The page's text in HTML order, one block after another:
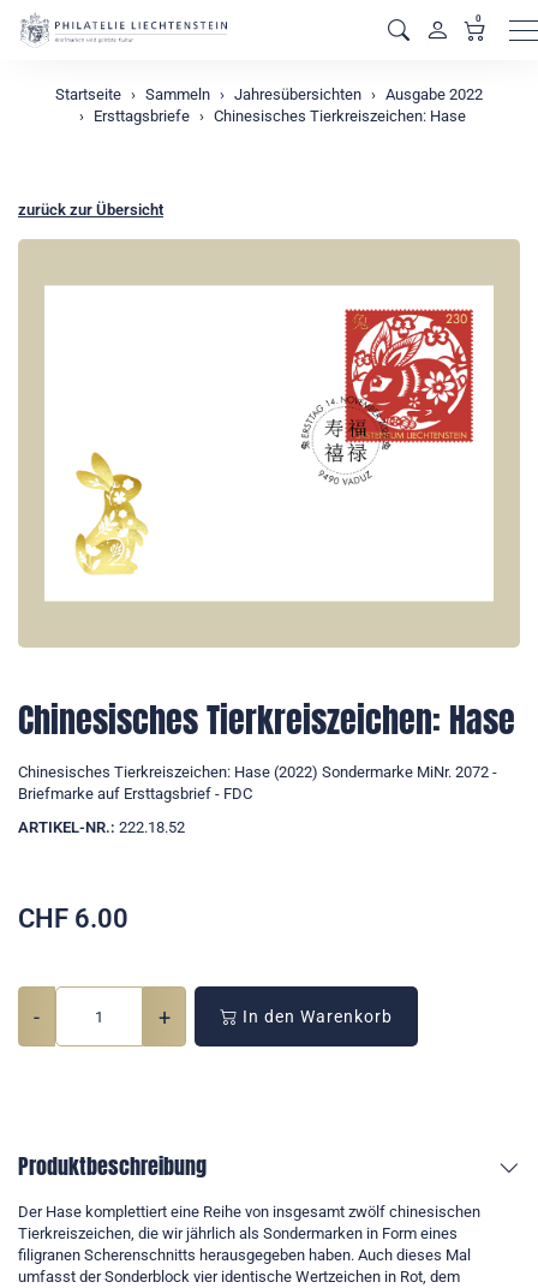
0
Startseite Sammeln Jahresübersichten
Ausgabe 2022
Ersttagsbriefe
Chinesisches Tierkreiszeichen: Hase
zurück zur Übersicht
Chinesisches Tierkreiszeichen: Hase
Chinesisches Tierkreiszeichen: Hase (2022) Sondermarke MiNr. 2072 -
Briefmarke auf Ersttagsbrief - FDC
ARTIKEL-NR.: 222.18.52
CHF 6.00
- + In den Warenkorb
Produktbeschreibung
Der Hase komplettiert eine Reihe von insgesamt zwölf chinesischen
Tierkreiszeichen, die wir jährlich als Sondermarken in Form eines
filigranen Scherenschnitts herausgegeben haben. Auch dieses Mal
umfasst der Sonderblock vier identische Wertzeichen in Rot, dem